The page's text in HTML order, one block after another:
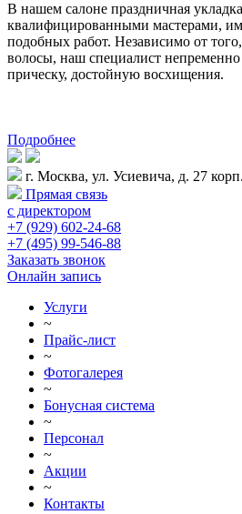
В нашем салоне праздничная
квалифицированными мастерами,
подобных работ. Независимо от
волосы, наш специалист
прическу, достойную восхищения.
Подробнее
г. Москва, ул. Усиевича, д. 27
Прямая связь
с директором
+7 (929) 602-24-68
+7 (495) 99-546-88
Заказать звонок
Онлайн запись
Услуги
~
Прайс-лист
~
Фотогалерея
~
Бонусная система
~
Персонал
~
Акции
~
Контакты